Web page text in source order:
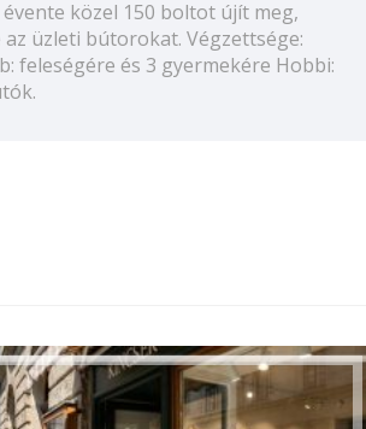
közel 150 boltot újít meg,
üzleti bútorokat. Végzettsége:
feleségére és 3 gyermekére Hobbi: